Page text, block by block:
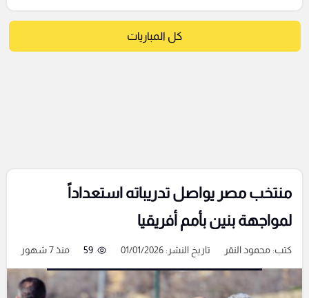
كل المباريات
منتخب مصر يواصل تدريباته استعداداً
لمواجهة بنين بأمم أفريقيا
كتب:محمود النقر تاريخ النشر: 01/01/2026 59 منذ 7 شهور